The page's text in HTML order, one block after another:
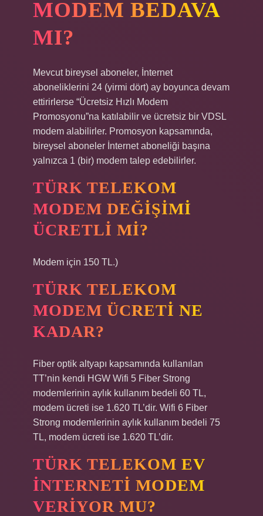
MODEM BEDAVA
MI?
Mevcut bireysel aboneler, İnternet
aboneliklerini 24 (yirmi dört) ay boyunca devam
ettirirlerse “Ücretsiz Hızlı Modem
Promosyonu”na katılabilir ve ücretsiz bir VDSL
modem alabilirler. Promosyon kapsamında,
bireysel aboneler İnternet aboneliği başına
yalnızca 1 (bir) modem talep edebilirler.
TÜRK TELEKOM
MODEM DEĞIŞIMI
ÜCRETLI MI?
Modem için 150 TL.)
TÜRK TELEKOM
MODEM ÜCRETI NE
KADAR?
Fiber optik altyapı kapsamında kullanılan
TT’nin kendi HGW Wifi 5 Fiber Strong
modemlerinin aylık kullanım bedeli 60 TL,
modem ücreti ise 1.620 TL’dir. Wifi 6 Fiber
Strong modemlerinin aylık kullanım bedeli 75
TL, modem ücreti ise 1.620 TL’dir.
TÜRK TELEKOM EV
INTERNETI MODEM
VERIYOR MU?